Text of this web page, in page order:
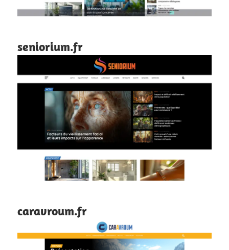
seniorium.fr
caravroum.fr